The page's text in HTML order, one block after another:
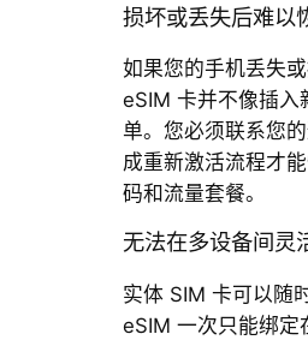
损坏或丢失后难以
如果您的手机丢失
eSIM 卡并不像插入
单。您必须联系您
成重新激活流程才
码和流量套餐。
无法在多设备间灵
实体 SIM 卡可以随
eSIM 一次只能绑定